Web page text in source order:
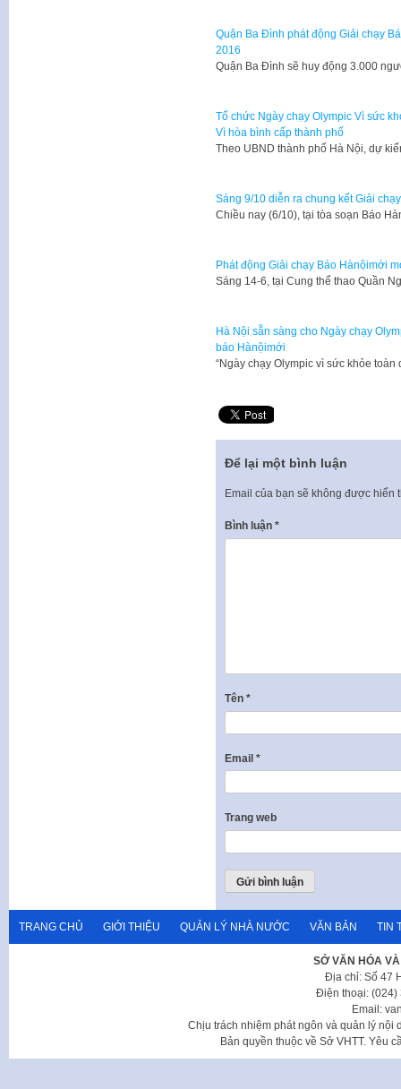
Quận Ba Đình phát động Giải chạy
2016
Quận Ba Đình sẽ huy động 3.000
Tổ chức Ngày chạy Olympic Vì sức
Vì hòa bình cấp thành phố
Theo UBND thành phố Hà Nội, dự
Sáng 9/10 diễn ra chung kết Giải
Chiều nay (6/10), tại tòa soạn Báo
Phát động Giải chạy Báo Hànộimới
​Sáng 14-6, tại Cung thể thao Quần
Hà Nội sẵn sàng cho Ngày chạy
báo Hànộimới
“Ngày chạy Olympic vì sức khỏe
Để lại một bình luận
Email của bạn sẽ không được hiển
Bình luận *
Tên *
Email *
Trang web
TRANG CHỦ GIỚI THIỆU QUẢN LÝ NHÀ NƯỚC VĂN BẢN TIN
SỞ VĂN HÓA
Địa chỉ: Số 47
Điện thoại: (024)
Email:
Chịu trách nhiệm phát ngôn và quản lý nội
Bản quyền thuộc về Sở VHTT. Yêu